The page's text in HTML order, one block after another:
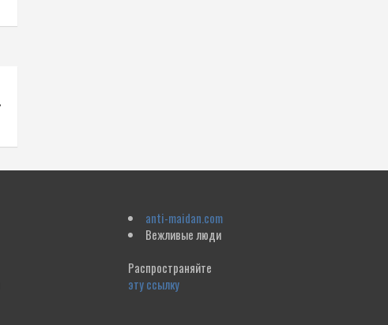
anti-maidan.com
Вежливые люди
Распространяйте
эту ссылку